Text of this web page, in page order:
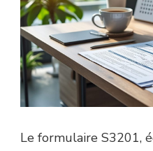
Le formulaire S3201,